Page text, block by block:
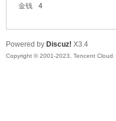
金钱
4
Powered by Discuz! X3.4
Copyright © 2001-2023, Tencent Cloud.